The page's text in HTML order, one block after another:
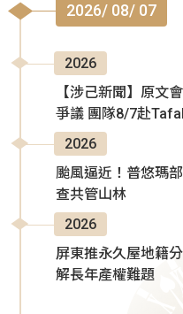
2026/ 08/ 07
2026
【涉己新聞】原文
爭議 團隊8/7赴
2026
颱風逼近！普悠瑪
查共管山林
2026
屏東推永久屋地籍
解長年產權難題